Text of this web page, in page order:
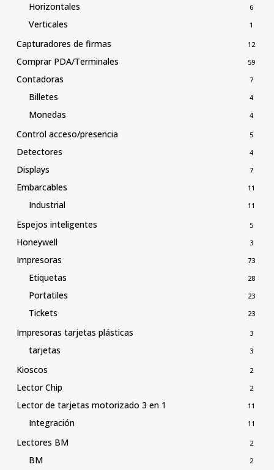
Horizontales 6
Verticales 1
Capturadores de firmas 12
Comprar PDA/Terminales 59
Contadoras 7
Billetes 4
Monedas 4
Control acceso/presencia 5
Detectores 4
Displays 7
Embarcables 11
Industrial 11
Espejos inteligentes 5
Honeywell 3
Impresoras 73
Etiquetas 28
Portatiles 23
Tickets 23
Impresoras tarjetas plásticas 3
tarjetas 3
Kioscos 2
Lector Chip 2
Lector de tarjetas motorizado 3 en 1 11
Integración 11
Lectores BM 2
BM 2